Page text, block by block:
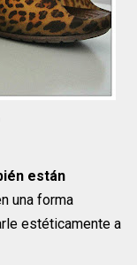
están
una forma
estéticamente a